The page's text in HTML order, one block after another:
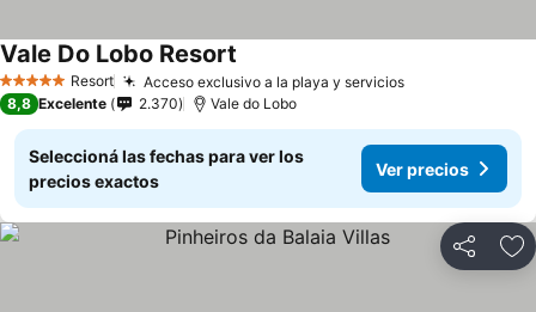
5 Estrellas Resort Acceso exclusivo a la playa y serviciosVer precios
Vale Do Lobo Resort
8,8 Excelente 2.370 Vale do Lobo
Seleccioná las fechas para ver los
precios exactos
Ver precios
Compartir